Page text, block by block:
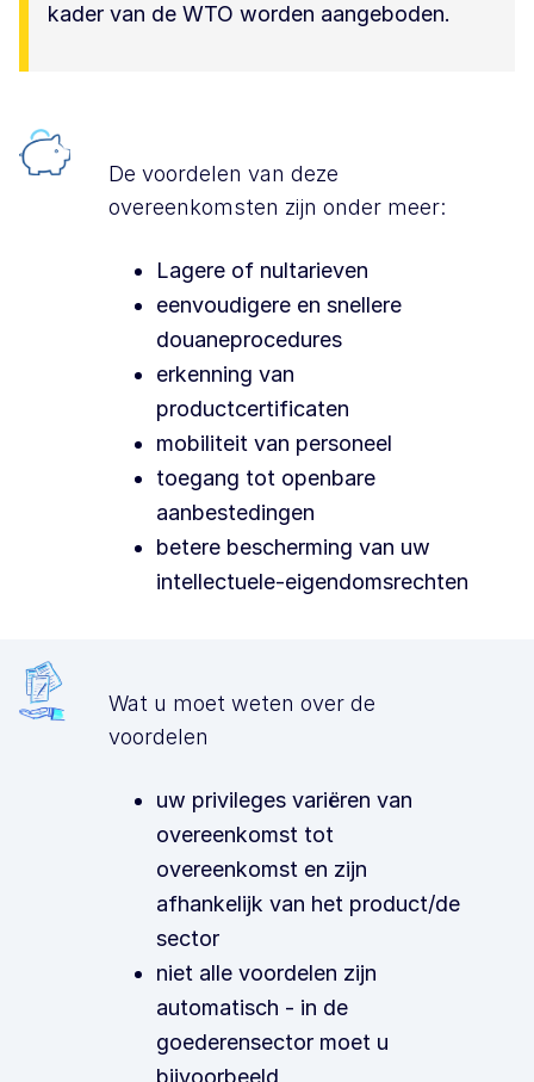
kader van de WTO worden aangeboden.
De voordelen van deze
overeenkomsten zijn onder meer:
Lagere of nultarieven
eenvoudigere en snellere
douaneprocedures
erkenning van
productcertificaten
mobiliteit van personeel
toegang tot openbare
aanbestedingen
betere bescherming van uw
intellectuele-eigendomsrechten
Wat u moet weten over de
voordelen
uw privileges variëren van
overeenkomst tot
overeenkomst en zijn
afhankelijk van het product/de
sector
niet alle voordelen zijn
automatisch - in de
goederensector moet u
bijvoorbeeld